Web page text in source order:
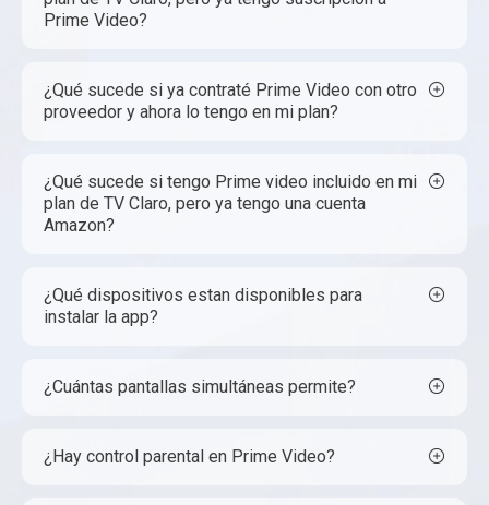
Prime Video?
¿Qué sucede si ya contraté Prime Video con otro
proveedor y ahora lo tengo en mi plan?
¿Qué sucede si tengo Prime video incluido en mi
plan de TV Claro, pero ya tengo una cuenta
Amazon?
¿Qué dispositivos estan disponibles para
instalar la app?
¿Cuántas pantallas simultáneas permite?
¿Hay control parental en Prime Video?